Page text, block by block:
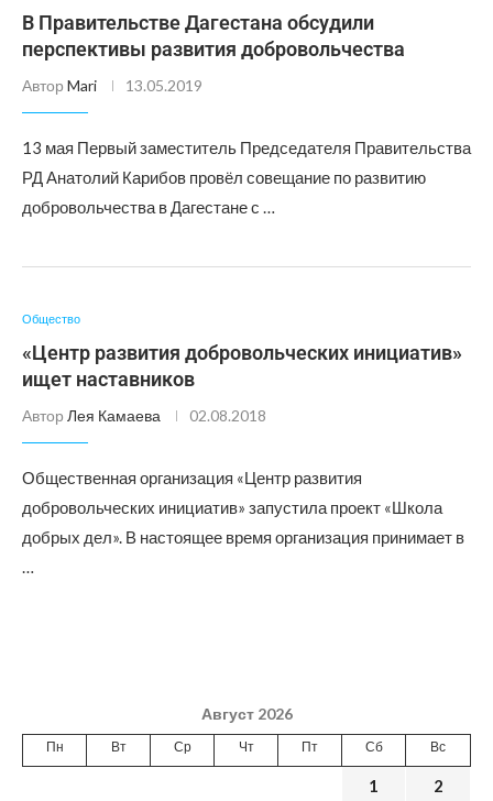
В Правительстве Дагестана обсудили
перспективы развития добровольчества
Автор Mari 13.05.2019
13 мая Первый заместитель Председателя Правительства
РД Анатолий Карибов провёл совещание по развитию
добровольчества в Дагестане с …
Общество
«Центр развития добровольческих инициатив»
ищет наставников
Автор Лея Камаева 02.08.2018
Общественная организация «Центр развития
добровольческих инициатив» запустила проект «Школа
добрых дел». В настоящее время организация принимает в
…
Август 2026
Пн Вт Ср Чт Пт Сб Вс
1
2